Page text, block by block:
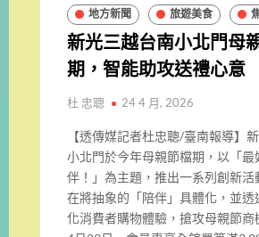
地方新聞 旅遊美食
新光三越台南小北門母
期，智能助攻送禮心意
杜 忠聰 24 4 月, 2026
【透傳媒記者杜忠聰/臺南報導】
小北門於今年母親節檔期，以「最
伴！」為主題，推出一系列創新活
在將抽象的「陪伴」具體化，並透
化消費者購物體驗，搶攻母親節商